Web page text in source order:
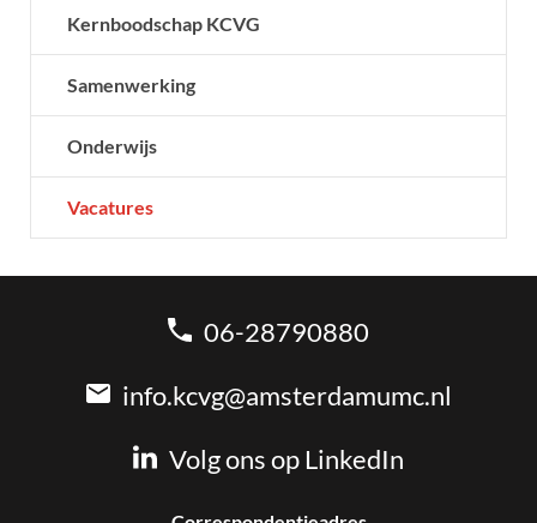
Kernboodschap KCVG
Samenwerking
Onderwijs
Vacatures
06-28790880
info.kcvg@amsterdamumc.nl
Volg ons op LinkedIn